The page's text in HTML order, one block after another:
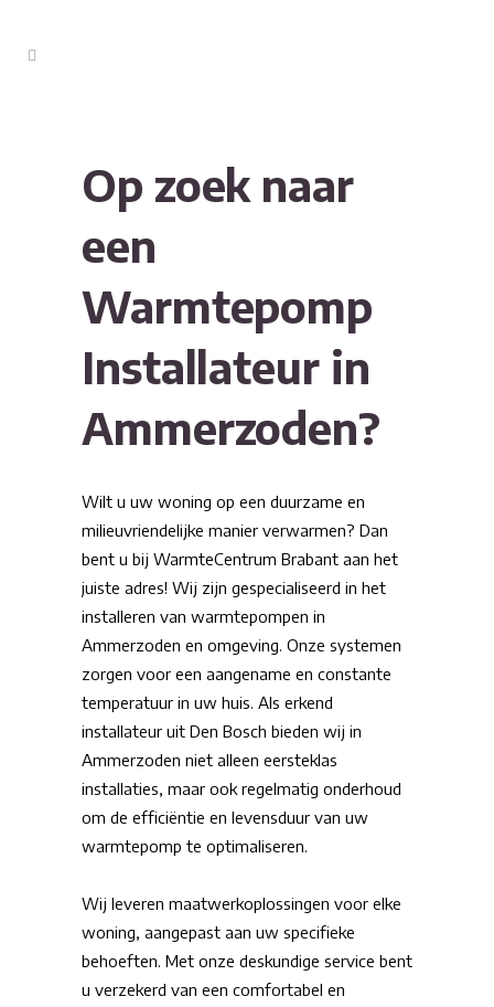
Op zoek naar
een
Warmtepomp
Installateur in
Ammerzoden?
Wilt u uw woning op een duurzame en
milieuvriendelijke manier verwarmen? Dan
bent u bij WarmteCentrum Brabant aan het
juiste adres! Wij zijn gespecialiseerd in het
installeren van warmtepompen in
Ammerzoden en omgeving. Onze systemen
zorgen voor een aangename en constante
temperatuur in uw huis. Als erkend
installateur uit Den Bosch bieden wij in
Ammerzoden niet alleen eersteklas
installaties, maar ook regelmatig onderhoud
om de efficiëntie en levensduur van uw
warmtepomp te optimaliseren.
Wij leveren maatwerkoplossingen voor elke
woning, aangepast aan uw specifieke
behoeften. Met onze deskundige service bent
u verzekerd van een comfortabel en